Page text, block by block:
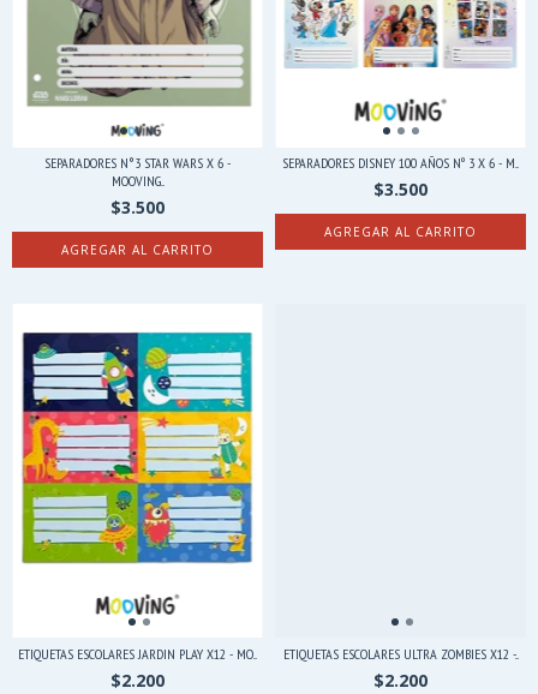
SEPARADORES N°3 STAR WARS X 6 -
MOOVING...
$3.500
SEPARADORES DISNEY 100 AÑOS Nº 3 X 6 - M...
$3.500
ETIQUETAS ESCOLARES JARDIN PLAY X12 - MO...
$2.200
ETIQUETAS ESCOLARES ULTRA ZOMBIES X12 -...
$2.200